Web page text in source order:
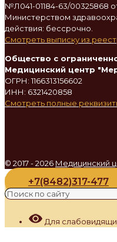
№Л041-01184-63/00325868
Министерством
действия: бессрочно.
Смотреть выписку из
Общество с
Медицинский центр
ОГРН: 1166313156602
ИНН: 6321420858
Смотреть полные
© 2017 - 2026 Медицинский
+7(8482)317-477
Для